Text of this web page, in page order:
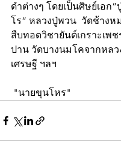
ดำต่างๆ โดยเป็นศิษย์เอก
โร” หลวงปู่พวน  วัดช้างห
สืบทอดวิชายันต์เกราะเพ
ปาน วัดบางนมโคจากหล
เศรษฐี ฯลฯ
"นายขุนโหร"